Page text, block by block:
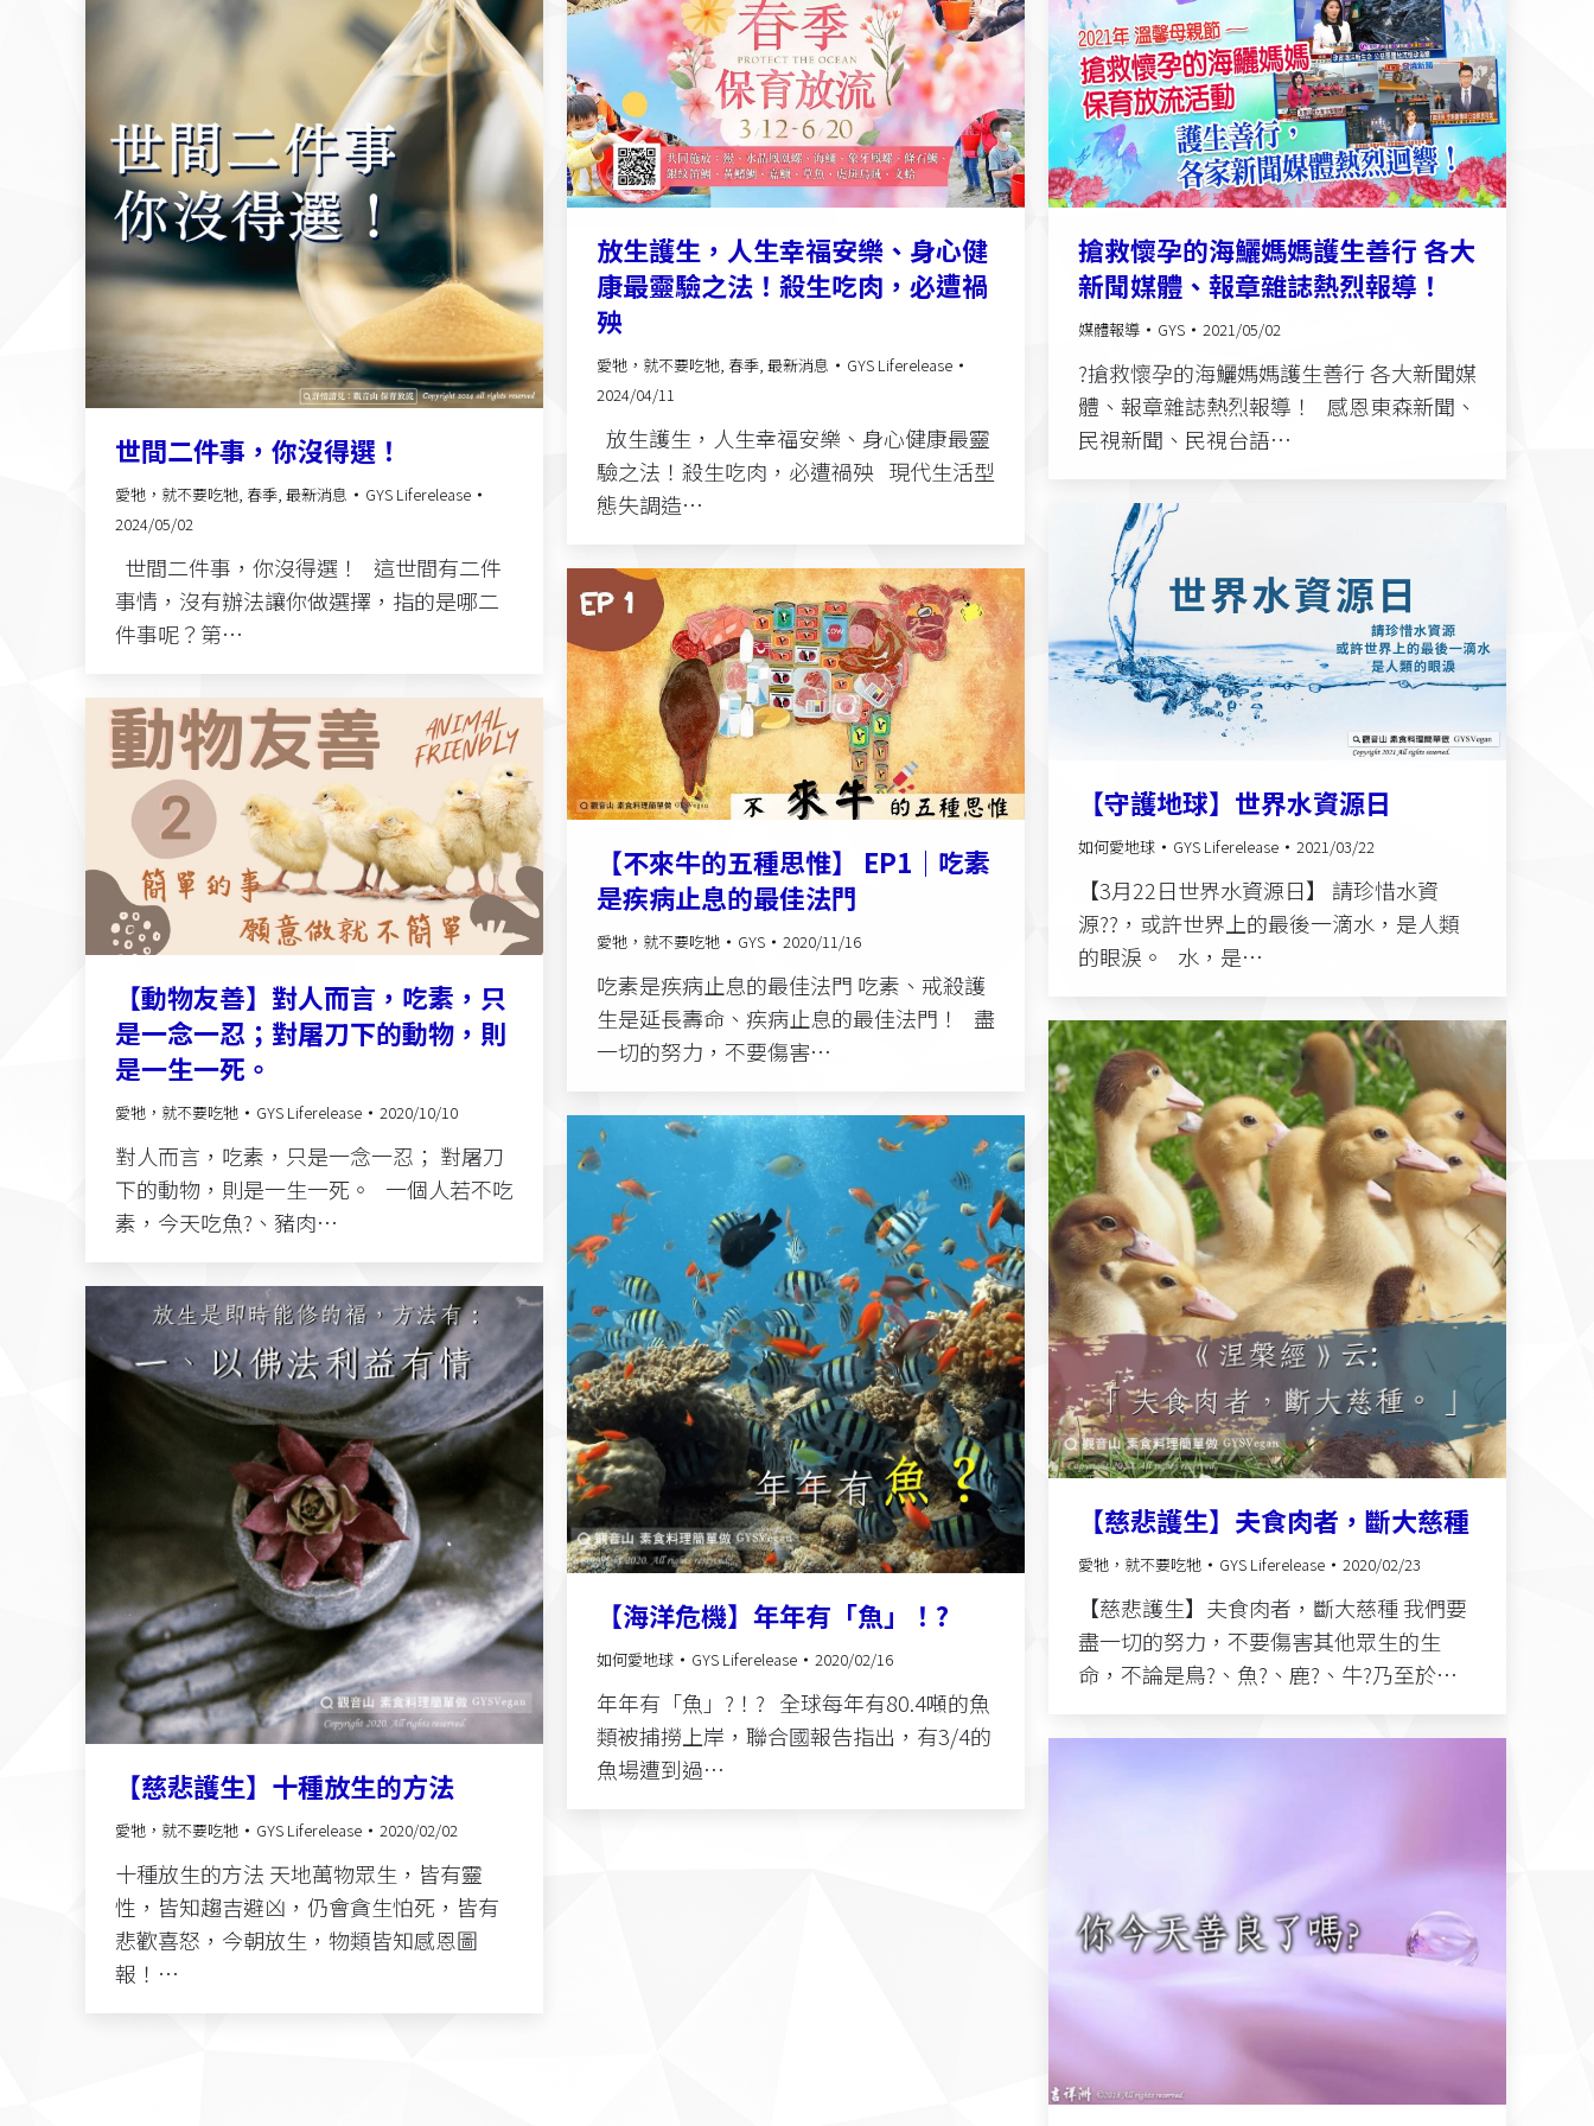
世間二件事，你沒得選！
愛牠，就不要吃牠, 春季, 最新消息
GYS Liferelease
2024/05/02
世間二件事，你沒得選！ 這世間有二件
事情，沒有辦法讓你做選擇，指的是哪二
件事呢？第…
放生護生，人生幸福安樂、身心健
康最靈驗之法！殺生吃肉，必遭禍
殃
愛牠，就不要吃牠, 春季, 最新消息
GYS Liferelease
2024/04/11
放生護生，人生幸福安樂、身心健康最靈
驗之法！殺生吃肉，必遭禍殃 現代生活型
態失調造…
搶救懷孕的海鱺媽媽護生善行 各大
新聞媒體、報章雜誌熱烈報導！
媒體報導 GYS 2021/05/02
?搶救懷孕的海鱺媽媽護生善行 各大新聞媒
體、報章雜誌熱烈報導！ 感恩東森新聞、
民視新聞、民視台語…
【守護地球】世界水資源日
如何愛地球 GYS Liferelease 2021/03/22
【3月22日世界水資源日】​ 請珍惜水資
源??，或許世界上的最後一滴水，是人類
的眼淚。​ 水，是…
【不來牛的五種思惟】 EP1｜吃素
是疾病止息的最佳法門
愛牠，就不要吃牠 GYS 2020/11/16
吃素是疾病止息的最佳法門 吃素、戒殺護
生是延長壽命、疾病止息的最佳法門！ 盡
一切的努力，不要傷害…
【動物友善】對人而言，吃素，只
是一念一忍；對屠刀下的動物，則
是一生一死。
愛牠，就不要吃牠 GYS Liferelease 2020/10/10
對人而言，吃素，只是一念一忍； 對屠刀
下的動物，則是一生一死。 一個人若不吃
素，今天吃魚?、豬肉…
【慈悲護生】夫食肉者，斷大慈種
愛牠，就不要吃牠 GYS Liferelease 2020/02/23
【慈悲護生】夫食肉者，斷大慈種 我們要
盡一切的努力，不要傷害其他眾生的生
命，不論是鳥?、魚?、鹿?、牛?乃至於…
【海洋危機】年年有「魚」！?
如何愛地球 GYS Liferelease 2020/02/16
年年有「魚」?！?​ 全球每年有80.4噸的魚
類被捕撈上岸，聯合國報告指出，有3/4的
魚場遭到過…
【慈悲護生】十種放生的方法
愛牠，就不要吃牠 GYS Liferelease 2020/02/02
十種放生的方法 天地萬物眾生，皆有靈
性，皆知趨吉避凶，仍會貪生怕死，皆有
悲歡喜怒，今朝放生，物類皆知感恩圖
報！…